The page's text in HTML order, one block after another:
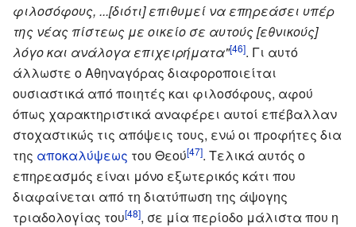
φιλοσόφους, ...[διότι] επιθυμεί να επηρεάσει υπέρ
της νέας πίστεως με οικείο σε αυτούς [εθνικούς]
λόγο και ανάλογα επιχειρήματα"[46]. Γι αυτό
άλλωστε ο Αθηναγόρας διαφοροποιείται
ουσιαστικά από ποιητές και φιλοσόφους, αφού
όπως χαρακτηριστικά αναφέρει αυτοί επέβαλλαν
στοχαστικώς τις απόψεις τους, ενώ οι προφήτες δια
της αποκαλύψεως του Θεού[47]. Τελικά αυτός ο
επηρεασμός είναι μόνο εξωτερικός κάτι που
διαφαίνεται από τη διατύπωση της άψογης
τριαδολογίας του[48], σε μία περίοδο μάλιστα που η